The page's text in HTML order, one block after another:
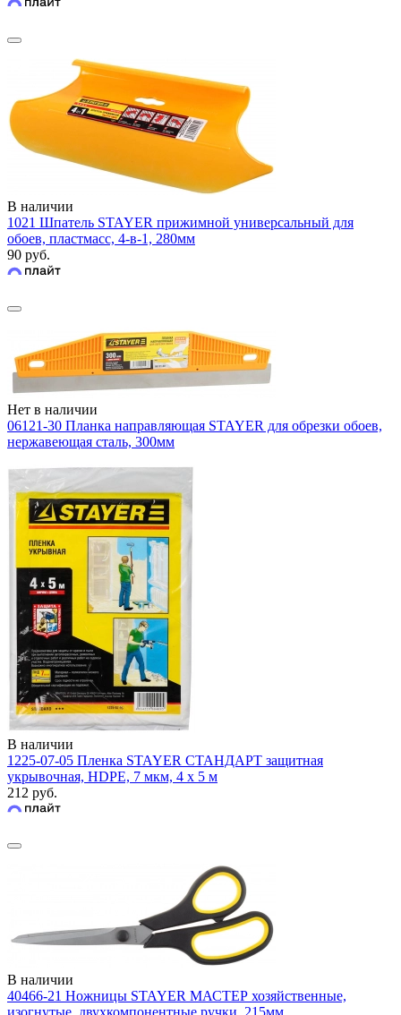
В наличии
1021 Шпатель STAYER прижимной универсальный для
обоев, пластмасс, 4-в-1, 280мм
90 руб.
Нет в наличии
06121-30 Планка направляющая STAYER для обрезки обоев,
нержавеющая сталь, 300мм
В наличии
1225-07-05 Пленка STAYER СТАНДАРТ защитная
укрывочная, HDPE, 7 мкм, 4 х 5 м
212 руб.
В наличии
40466-21 Ножницы STAYER МАСТЕР хозяйственные,
изогнутые, двухкомпонентные ручки, 215мм